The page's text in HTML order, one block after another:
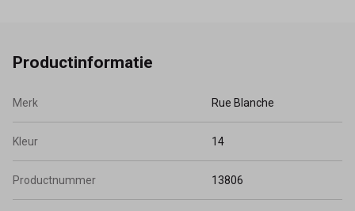
Productinformatie
Merk Rue Blanche
Kleur 14
Productnummer 13806